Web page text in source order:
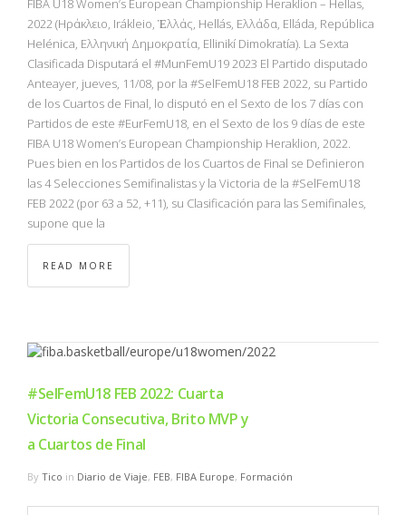
FIBA U18 Women’s European Championship Heraklion – Hellas,
2022 (Ηράκλειο, Irákleio, Ἑλλάς, Hellás, Ελλάδα, Elláda, República
Helénica, Ελληνική Δημοκρατία, Ellinikí Dimokratía). La Sexta
Clasificada Disputará el #MunFemU19 2023 El Partido disputado
Anteayer, jueves, 11/08, por la #SelFemU18 FEB 2022, su Partido
de los Cuartos de Final, lo disputó en el Sexto de los 7 días con
Partidos de este #EurFemU18, en el Sexto de los 9 días de este
FIBA U18 Women’s European Championship Heraklion, 2022.
Pues bien en los Partidos de los Cuartos de Final se Definieron
las 4 Selecciones Semifinalistas y la Victoria de la #SelFemU18
FEB 2022 (por 63 a 52, +11), su Clasificación para las Semifinales,
supone que la
READ MORE
#SelFemU18 FEB 2022: Cuarta
Victoria Consecutiva, Brito MVP y
a Cuartos de Final
By Tico in Diario de Viaje, FEB, FIBA Europe, Formación